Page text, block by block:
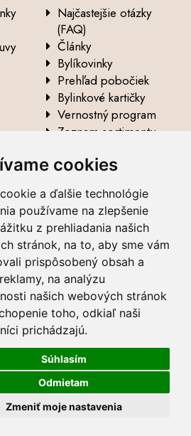
cookies
a ďalšie technológie
používame na zlepšenie
z prehliadania našich
stránok, na to, aby sme vám
prispôsobený obsah a
na analýzu
našich webových stránok
toho, odkiaľ naši
prichádzajú.
Súhlasím
Odmietam
Zmeniť moje nastavenia
Najčastejšie otázky
(FAQ)
Články
Bylíkovinky
Prehľad pobočiek
Bylinkové kartičky
Vernostný program
Zoznam sortimentu
údajov
Súbory cookie|Zásady ochrany
so spracúvaním osobných údajov